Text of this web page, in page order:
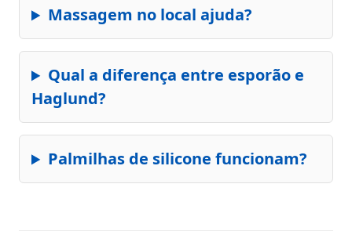
Massagem no local ajuda?
Qual a diferença entre esporão e
Haglund?
Palmilhas de silicone funcionam?